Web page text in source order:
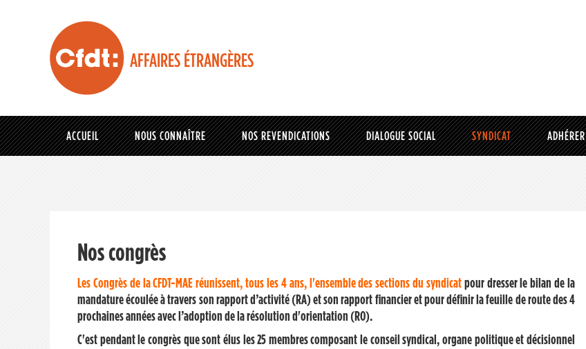
AFFAIRES ÉTRANGÈRES
ACCUEIL NOUS CONNAÎTRE NOS REVENDICATIONS DIALOGUE SOCIAL SYNDICAT ADHÉRER
Nos congrès
Les Congrès de la CFDT-MAE réunissent,tous les 4 ans, l'ensemble des sections du syndicatpour dresser le bilan de la
mandature écoulée à travers son rapport d’activité (RA) et son rapport financier et pour définir la feuille de route des 4
prochaines années avec l’adoption de la résolution d'orientation (RO).
C'est pendant le congrès que sont élus les 25 membres composant le conseil syndical, organe politique et décisionnel